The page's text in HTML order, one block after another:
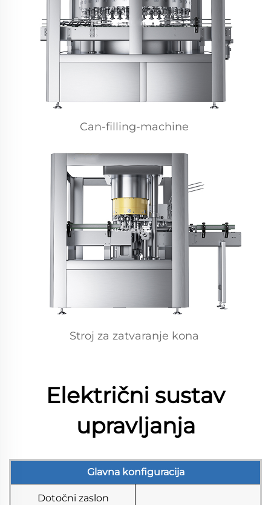
Can-filling-machine
Stroj za zatvaranje kona
Električni sustav
upravljanja
Glavna konfiguracija
Dotočni zaslon